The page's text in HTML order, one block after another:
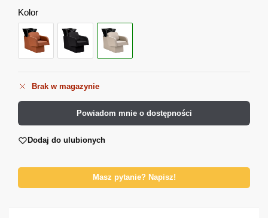
Kolor
Brak w magazynie
Powiadom mnie o dostępności
Dodaj do ulubionych
Masz pytanie? Napisz!